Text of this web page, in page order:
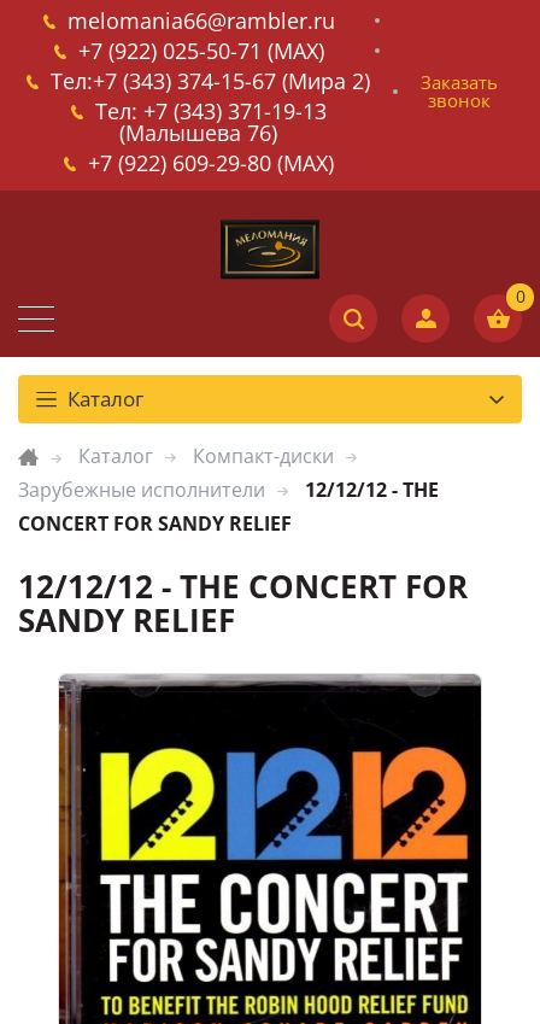
melomania66@rambler.ru
+7 (922) 025-50-71 (MAX)
Тел:+7 (343) 374-15-67 (Мира 2)
Тел: +7 (343) 371-19-13
(Малышева 76)
+7 (922) 609-29-80 (MAX)
Заказать
звонок
Каталог
Каталог
Компакт-диски
Зарубежные исполнители
12/12/12 - THE
CONCERT FOR SANDY RELIEF
12/12/12 - THE CONCERT FOR
SANDY RELIEF